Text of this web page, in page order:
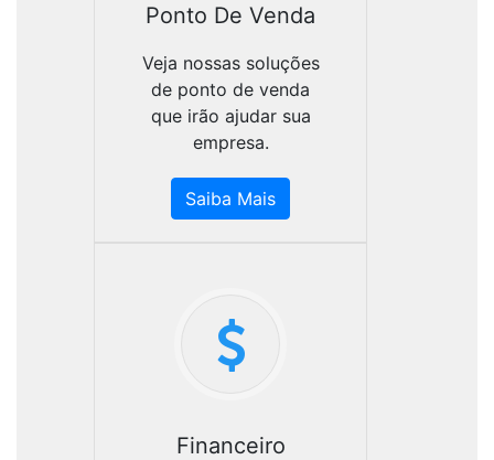
Ponto De Venda
Veja nossas soluções
de ponto de venda
que irão ajudar sua
empresa.
Saiba Mais
Financeiro